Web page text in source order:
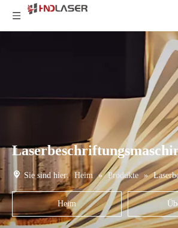
Sie sind hier: Heim » Produkte »
Heim